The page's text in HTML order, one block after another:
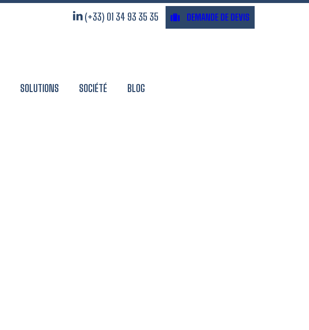
(+33) 01 34 93 35 35 DEMANDE DE DEVIS
SOLUTIONS SOCIÉTÉ BLOG